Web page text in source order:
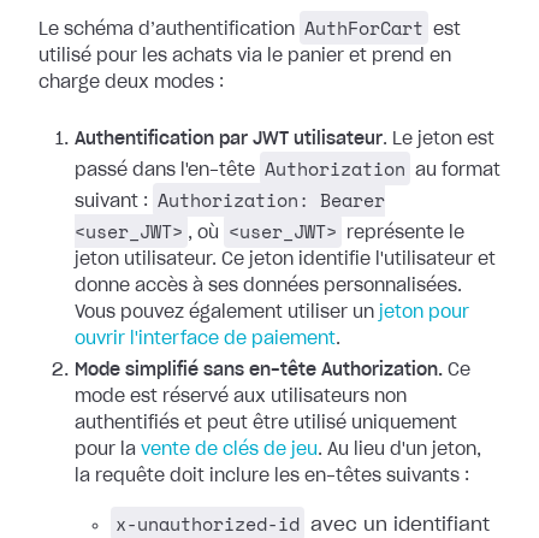
Le schéma d’authentification AuthForCart
est
utilisé pour les achats via le panier et prend en
charge deux modes :
Authentification par JWT utilisateur. Le jeton est
passé dans l'en-tête Authorization
au format
suivant :
Authorization: Bearer
<user_JWT> , où <user_JWT>
représente le
jeton utilisateur. Ce jeton identifie l'utilisateur et
donne accès à ses données personnalisées.
Vous pouvez également utiliser un jeton pour
ouvrir l'interface de paiement.
Mode simplifié sans en-tête Authorization. Ce
mode est réservé aux utilisateurs non
authentifiés et peut être utilisé uniquement
pour la vente de clés de jeu . Au lieu d'un jeton,
la requête doit inclure les en-têtes suivants :
x-unauthorized-id avec un identifiant